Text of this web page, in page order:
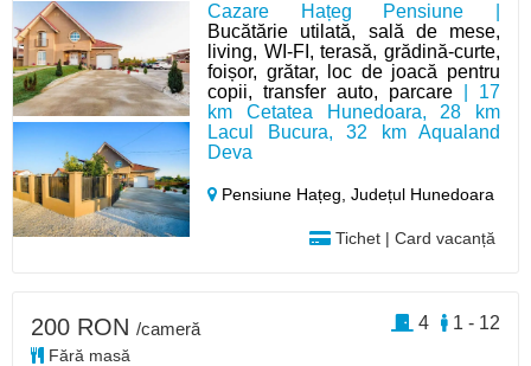
Cazare Hațeg Pensiune |
Bucătărie utilată, sală de mese,
living, WI-FI, terasă, grădină-curte,
foișor, grătar, loc de joacă pentru
copii, transfer auto, parcare | 17
km Cetatea Hunedoara, 28 km
Lacul Bucura, 32 km Aqualand
Deva
Pensiune Hațeg,Județul Hunedoara
Tichet | Card vacanță
200 RON /cameră
Fără masă
1 - 12
4